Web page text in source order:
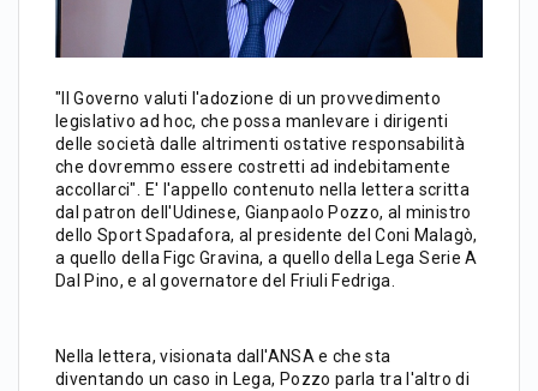
"Il Governo valuti l'adozione di un provvedimento
legislativo ad hoc, che possa manlevare i dirigenti
delle società dalle altrimenti ostative responsabilità
che dovremmo essere costretti ad indebitamente
accollarci". E' l'appello contenuto nella lettera scritta
dal patron dell'Udinese, Gianpaolo Pozzo, al ministro
dello Sport Spadafora, al presidente del Coni Malagò,
a quello della Figc Gravina, a quello della Lega Serie A
Dal Pino, e al governatore del Friuli Fedriga.
Nella lettera, visionata dall'ANSA e che sta
diventando un caso in Lega, Pozzo parla tra l'altro di